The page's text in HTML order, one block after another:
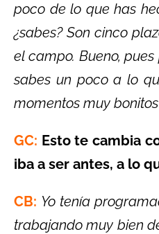
poco de lo que has
¿sabes? Son cinco
el campo. Bueno,
sabes un poco a lo
momentos muy
GC: Esto te cambia
iba a ser antes, a lo
CB: Yo tenía
trabajando muy bien